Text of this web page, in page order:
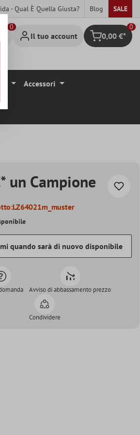
- Qual È Quella Giusta? Blog SALE
Il tuo account Carrello degli
0
0,00 €*
Accessori
un Campione
LZ64021m_muster
quando sarà di nuovo disponibile
Avviso di abbassamento prezzo
Condividere